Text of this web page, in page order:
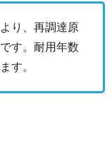
り、再調達原
す。耐用年数
す。